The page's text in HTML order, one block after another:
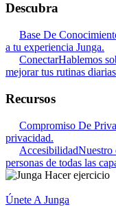
Descubra
Base De
a tu experiencia Junga.
ConectarHablemos
mejorar tus rutinas
Recursos
Compromiso De
privacidad.
AccesibilidadNuestro
personas de todas las
Únete A Junga